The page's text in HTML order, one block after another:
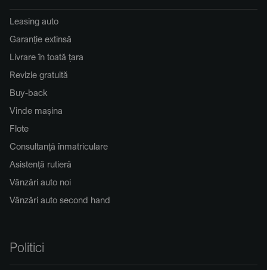
Leasing auto
Garanție extinsă
Livrare în toată țara
Revizie gratuită
Buy-back
Vinde mașina
Flote
Consultanță înmatriculare
Asistență rutieră
Vânzări auto noi
Vânzări auto second hand
Politici